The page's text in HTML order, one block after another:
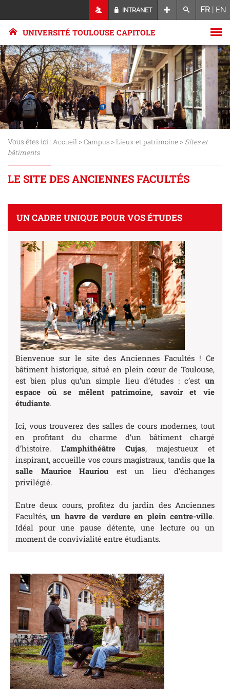
INTRANET FR | EN
UNIVERSITÉ TOULOUSE CAPITOLE
Vous êtes ici : Accueil >Campus >Lieux et patrimoine > Sites et
bâtiments
LE SITE DES ANCIENNES FACULTÉS
UN CADRE UNIQUE POUR VOS ÉTUDES
Bienvenue sur le site des Anciennes Facultés ! Ce
bâtiment historique, situé en plein cœur de Toulouse,
est bien plus qu’un simple lieu d’études : c’est un
espace où se mêlent patrimoine, savoir et vie
étudiante.
Ici, vous trouverez des salles de cours modernes, tout
en profitant du charme d’un bâtiment chargé
d’histoire. L’amphithéâtre Cujas, majestueux et
inspirant, accueille vos cours magistraux, tandis que la
salle Maurice Hauriou est un lieu d’échanges
privilégié.
Entre deux cours, profitez du jardin des Anciennes
Facultés,un havre de verdure en plein centre-ville.
Idéal pour une pause détente, une lecture ou un
moment de convivialité entre étudiants.